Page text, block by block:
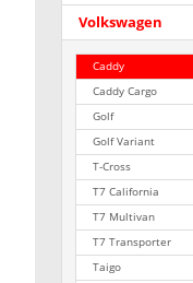
Volkswagen
Caddy
Caddy Cargo
Golf
Golf Variant
T-Cross
T7 California
T7 Multivan
T7 Transporter
Taigo